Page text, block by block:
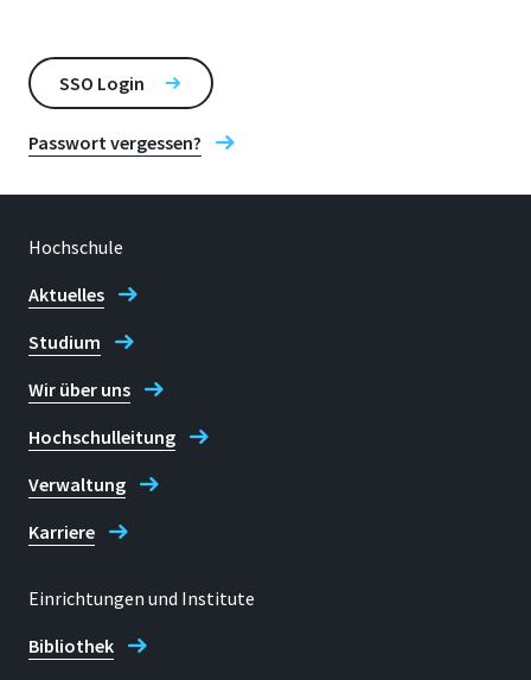
SSO Login
Passwort vergessen?
Hochschule
Aktuelles
Studium
Wir über uns
Hochschulleitung
Verwaltung
Karriere
Einrichtungen und Institute
Bibliothek